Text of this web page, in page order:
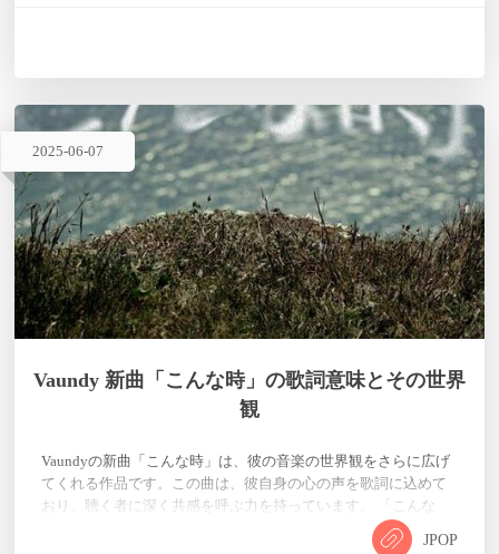
2025-06-07
Vaundy 新曲「こんな時」の歌詞意味とその世界
観
JPOP
Vaundyの新曲「こんな時」は、彼の音楽の世界観をさらに広げ
てくれる作品です。この曲は、彼自身の心の声を歌詞に込めて
おり、聴く者に深く共感を呼ぶ力を持っています。 「こんな
時」歌詞 輪廻してあなたに会うたび思います。創造は乗り越え
るための車輪だと。 輪廻してあなたに会うたび思います。特別